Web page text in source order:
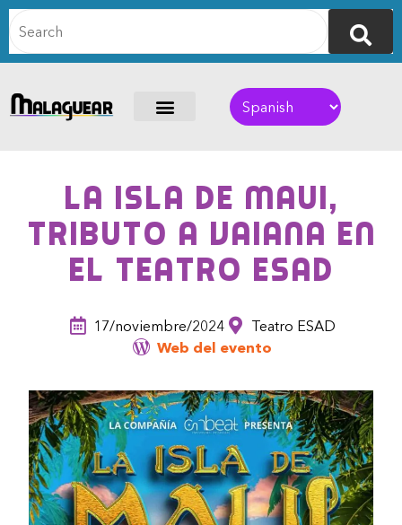
La Isla de Maui,
Tributo a Vaiana en
el Teatro ESAD
17/noviembre/2024
Teatro ESAD
Web del evento